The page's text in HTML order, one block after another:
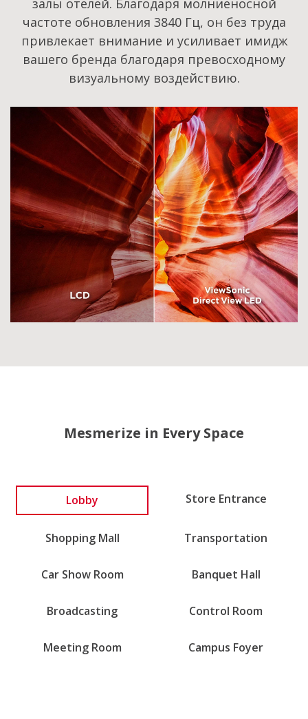
залы отелей. Благодаря молниеносной
частоте обновления 3840 Гц, он без труда
привлекает внимание и усиливает имидж
вашего бренда благодаря превосходному
визуальному воздействию.
Mesmerize in Every Space
Lobby Store Entrance
Shopping Mall Transportation
Car Show Room Banquet Hall
Broadcasting Control Room
Meeting Room Campus Foyer